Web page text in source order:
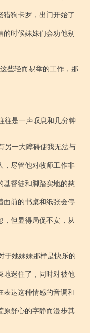
猎狗卡罗，出门开始了
时候妹妹们会劝他别
，尽管他对牧师工作非
基督徒和脚踏实地的慈
面前的书桌和纸张会停
，但显得局促不安，从
迷住了，同时对被他
表达这种情感的音调和
原舒心的字静而漫步其